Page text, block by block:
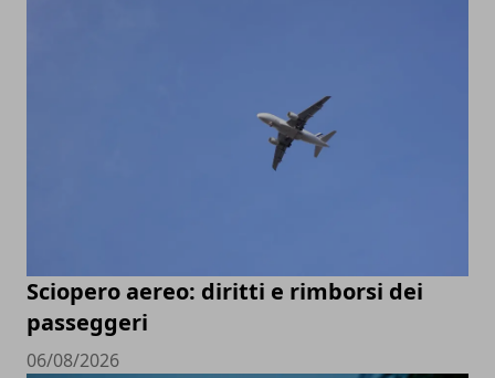
Sciopero aereo: diritti e rimborsi dei
passeggeri
06/08/2026